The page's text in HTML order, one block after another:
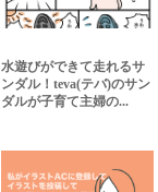
水遊びができて走れるサ
ンダル！teva(テバ)のサン
ダルが子育て主婦の...